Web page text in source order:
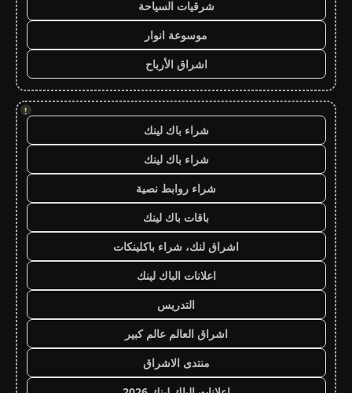
شرقيات السياحة
موسوعة انوار
اشراق الأرباح
!
شراء باك لينك
شراء باك لينك
شراء روابط نصية
باقات باك لينك
اشراق لنك، شراء باكلينكات
اعلانات الباك لينك
التدريس
اشراق العالم عالم كبير
منتدى الاشراق